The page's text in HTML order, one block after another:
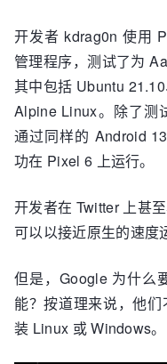
开发者 kdrag0n 使用
管理程序，测试了为
其中包括 Ubuntu
Alpine Linux。除了测
通过同样的 Android
功在 Pixel 6 上运行。
开发者在 Twitter 上甚
可以以接近原生的速度
但是，Google 为什么
能？按道理来说，他
装 Linux 或 Windows。